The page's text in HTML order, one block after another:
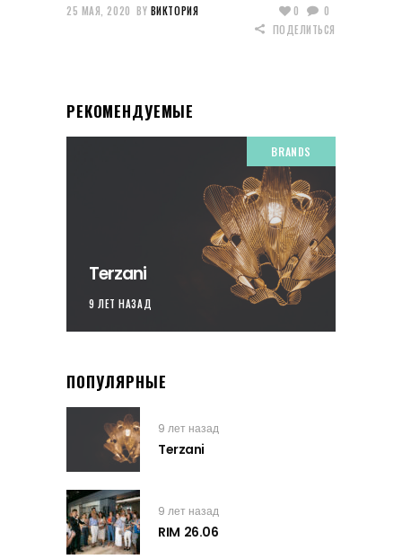
25 МАЯ, 2020 BY ВИКТОРИЯ 0
0
ПОДЕЛИТЬСЯ
РЕКОМЕНДУЕМЫЕ
BRANDS
Terzani
9 ЛЕТ НАЗАД
ПОПУЛЯРНЫЕ
9 лет назад
Terzani
9 лет назад
RIM 26.06